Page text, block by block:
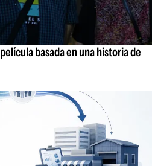
basada en una historia de